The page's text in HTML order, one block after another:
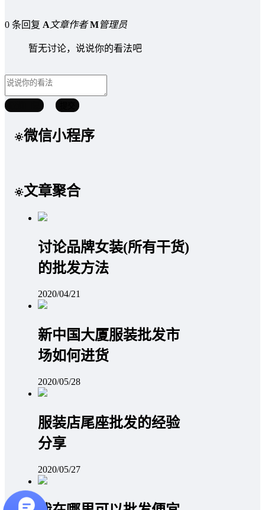
0 条回复 A文章作者 M管理员
暂无讨论，说说你的看法吧
微信小程序
文章聚合
讨论品牌女装(所有干货)
的批发方法
2020/04/21
新中国大厦服装批发市
场如何进货
2020/05/28
服装店尾座批发的经验
分享
2020/05/27